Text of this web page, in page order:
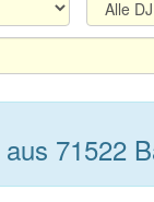
aus 71522